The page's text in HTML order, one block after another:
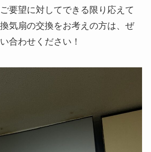
要望に対してできる限り応えて
気扇の交換をお考えの方は、ぜ
合わせください！